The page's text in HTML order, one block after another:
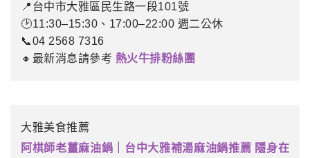
📍台中市大雅區民生路一段101號
🕑11:30–15:30、17:00–22:00 週二公休
📞04 2568 7316
🔸最新消息請參考 熱火牛排粉絲團
大雅美食推薦
阿棋師老薑麻油鍋｜台中大雅補湯麻油鍋推薦 隱身在